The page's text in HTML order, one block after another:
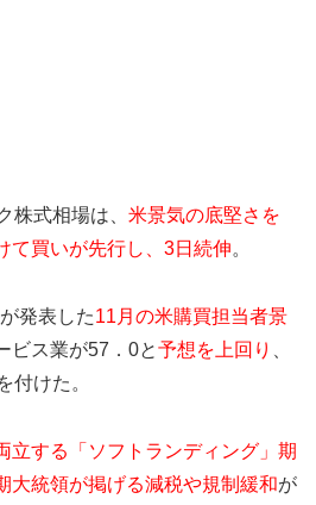
株式相場は、 米景気の底堅さを
て買いが先行し、3日続伸。
発表した11月の米購買担当者景
ビス業が57．0と予想を上回り
付けた。
立する「ソフトランディング」期
大統領が掲げる減税や規制緩和が